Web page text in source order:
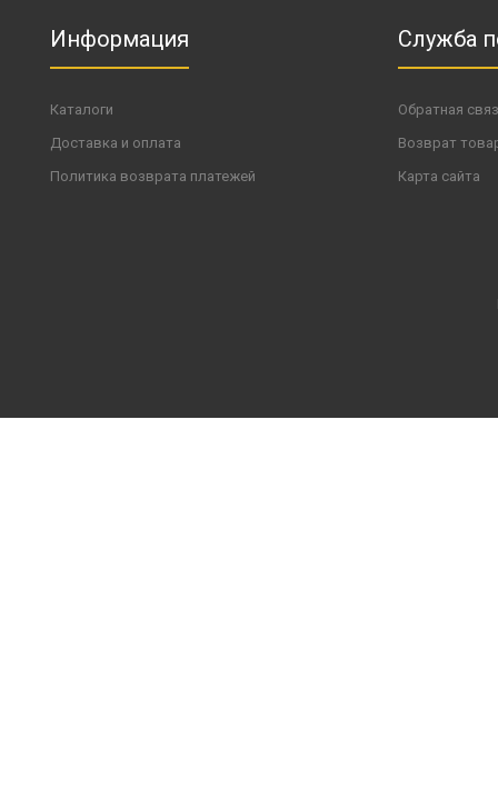
Информация
Каталоги
Доставка и оплата
Политика возврата платежей
Служба
Обратная
Возврат
Карта сайта